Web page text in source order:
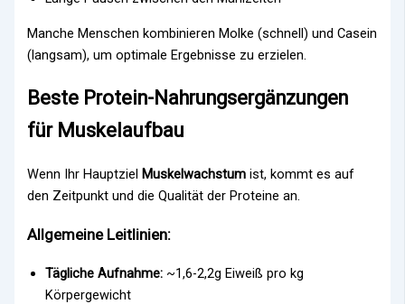
Manche Menschen kombinieren Molke (schnell) und Casein
(langsam), um optimale Ergebnisse zu erzielen.
Beste Protein-Nahrungsergänzungen
für Muskelaufbau
Wenn Ihr HauptzielMuskelwachstum ist, kommt es auf
den Zeitpunkt und die Qualität der Proteine an.
Allgemeine Leitlinien:
Tägliche Aufnahme: ~1,6-2,2g Eiweiß pro kg
Körpergewicht